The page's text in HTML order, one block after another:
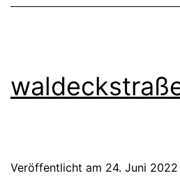
Veröffentlicht am 24. Juni 2022